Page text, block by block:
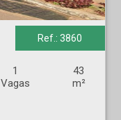
Ref.: 3860
1
Vagas
43
m²